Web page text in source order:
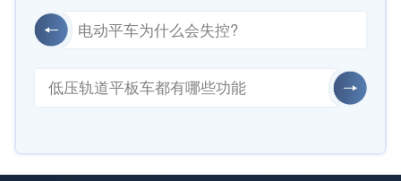
电动平车为什么会失控?
低压轨道平板车都有哪些功能